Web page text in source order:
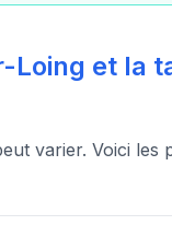
Loing et la
varier. Voici les